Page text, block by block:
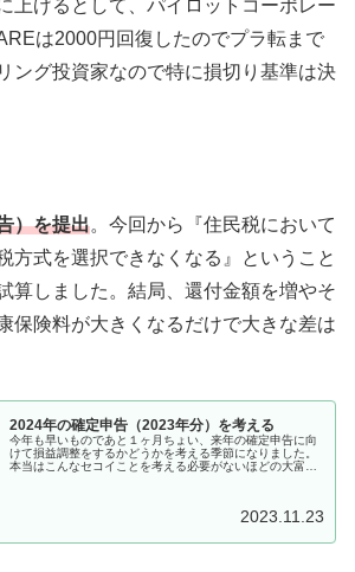
上げるとして、パイロットコーポレー
は2000円回復したのでプラ転まで
ング投資家なので特に損切り基準は決
）を提出。今回から『住民税において
方式を選択できなくなる』ということ
算しました。結局、還付金額を増やそ
保険料が大きくなるだけで大きな差は
2024年の確定申告（2023年分）を考える
今年も早いものであと１ヶ月ちょい、来年の確定申告に向
けて損益調整をするかどうかを考える季節になりました。
本当はこんなセコイことを考える必要がないほどの大富豪
2023.11.23